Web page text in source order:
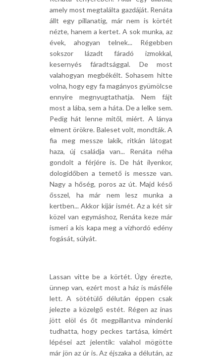
amely most megtalálta gazdáját. Renáta
állt egy pillanatig, már nem is körtét
nézte, hanem a kertet. A sok munka, az
évek, ahogyan telnek... Régebben
sokszor lázadt fáradó izmokkal,
kesernyés fáradtsággal. De most
valahogyan megbékélt. Sohasem hitte
volna, hogy egy fa magányos gyümölcse
ennyire megnyugtathatja. Nem fájt
most a lába, sem a háta. De a lelke sem.
Pedig hát lenne mitől, miért. A lánya
elment örökre. Baleset volt, mondták. A
fia meg messze lakik, ritkán látogat
haza, új családja van... Renáta néha
gondolt a férjére is. De hát ilyenkor,
dologidőben a temető is messze van.
Nagy a hőség, poros az út. Majd késő
ősszel, ha már nem lesz munka a
kertben... Akkor kijár ismét. Az a két sír
közel van egymáshoz, Renáta keze már
ismeri a kis kapa meg a vízhordó edény
fogását, súlyát.
Lassan vitte be a körtét. Úgy érezte,
ünnep van, ezért most a ház is másféle
lett. A sötétülő délután éppen csak
jelezte a közelgő estét. Régen az inas
jött elöl és őt megpillantva mindenki
tudhatta, hogy peckes tartása, kimért
lépései azt jelentik: valahol mögötte
már jön az úr is. Az éjszaka a délután, az